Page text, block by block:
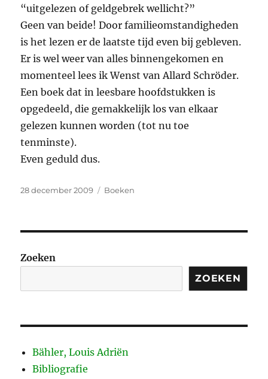
“uitgelezen of geldgebrek wellicht?”
Geen van beide! Door familieomstandigheden
is het lezen er de laatste tijd even bij gebleven.
Er is wel weer van alles binnengekomen en
momenteel lees ik Wenst van Allard Schröder.
Een boek dat in leesbare hoofdstukken is
opgedeeld, die gemakkelijk los van elkaar
gelezen kunnen worden (tot nu toe
tenminste).
Even geduld dus.
Geplaatst
28 december 2009 Categorieën
Boeken
Zoeken
ZOEKEN
Bähler, Louis Adriën
Bibliografie